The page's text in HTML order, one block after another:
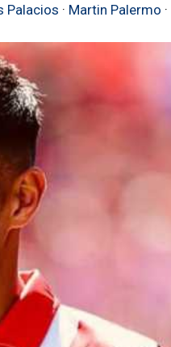
Palacios · Martin Palermo ·